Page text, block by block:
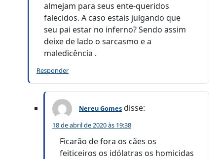
almejam para seus ente-queridos
falecidos. A caso estais julgando que
seu pai estar no inferno? Sendo assim
deixe de lado o sarcasmo e a
maledicência .
Responder
Nereu Gomes disse:
18 de abril de 2020 às 19:38
Ficarão de fora os cães os
feiticeiros os idólatras os homicidas